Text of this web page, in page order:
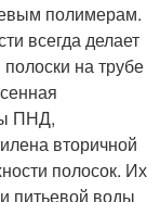
полимерам.
всегда делает
на трубе
ПНД,
вторичной
полосок. Их
питьевой воды